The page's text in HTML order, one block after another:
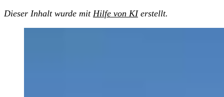
Dieser Inhalt wurde mit Hilfe von KIerstellt.